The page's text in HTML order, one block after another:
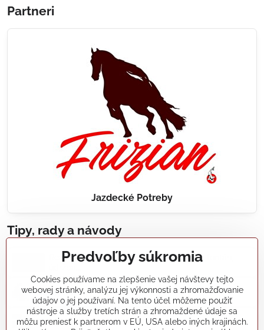
Partneri
Jazdecké Potreby
Tipy, rady a návody
Realizácie záhradných jazierok, bazénov, fontán,
Články a blogy
Rady a návody
Predvoľby súkromia
Cookies používame na zlepšenie vašej návštevy tejto
webovej stránky, analýzu jej výkonnosti a zhromažďovanie
údajov o jej používaní. Na tento účel môžeme použiť
nástroje a služby tretích strán a zhromaždené údaje sa
môžu preniesť k partnerom v EÚ, USA alebo iných krajinách.